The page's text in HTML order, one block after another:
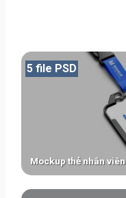
Mockup thẻ nhân viên
5 file PSD